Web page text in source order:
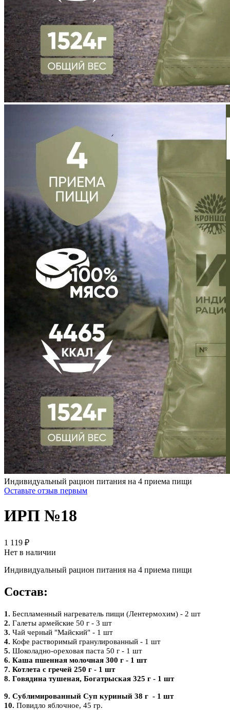
Индивидуальный рацион питания на 4 приема пищи
Оставьте отзыв первым
ИРП №18
1 119 ₽
Нет в наличии
Индивидуальный рацион питания на 4 приема пищи
Состав:
1. Беспламенный нагреватель пищи (Лентермохим) - 2 шт
2. Галеты армейские 50 г - 3 шт
3. Чай черный "Майский" - 1 шт
4. Кофе растворимый гранулированный - 1 шт
5. Шоколадно-ореховая паста 50 г - 1 шт
6. Каша пшенная молочная 300 г - 1 шт
7. Котлета с гречей 250 г - 1 шт
8. Говядина тушеная, Богатрыская 325 г - 1 шт
9. Сублимированный Суп куриный 38 г - 1 шт
10. Повидло яблочное, 45 гр.